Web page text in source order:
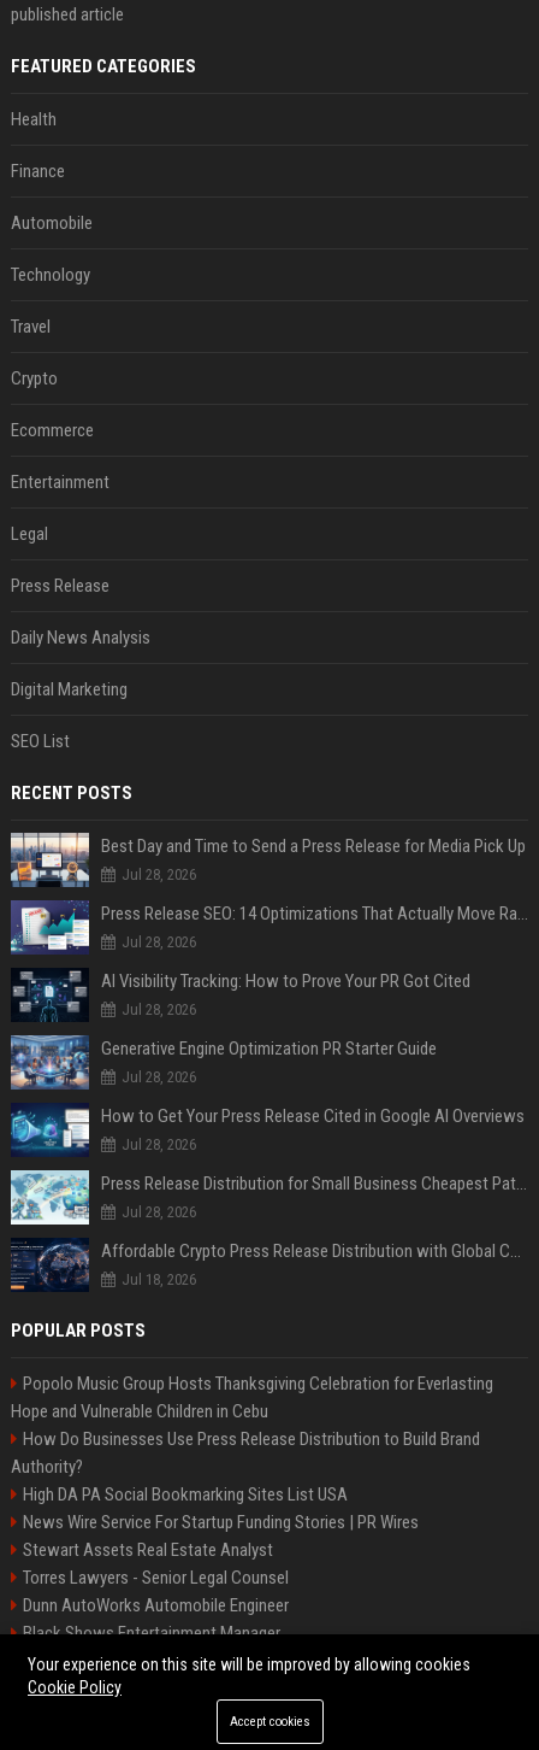
published article
FEATURED CATEGORIES
Health
Finance
Automobile
Technology
Travel
Crypto
Ecommerce
Entertainment
Legal
Press Release
Daily News Analysis
Digital Marketing
SEO List
RECENT POSTS
Best Day and Time to Send a Press Release for Media Pick Up
Jul 28, 2026
Press Release SEO: 14 Optimizations That Actually Move Rankings
Jul 28, 2026
AI Visibility Tracking: How to Prove Your PR Got Cited
Jul 28, 2026
Generative Engine Optimization PR Starter Guide
Jul 28, 2026
How to Get Your Press Release Cited in Google AI Overviews
Jul 28, 2026
Press Release Distribution for Small Business Cheapest Path to Real Coverage
Jul 28, 2026
Affordable Crypto Press Release Distribution with Global Coverage
Jul 18, 2026
POPULAR POSTS
Popolo Music Group Hosts Thanksgiving Celebration for Everlasting
Hope and Vulnerable Children in Cebu
How Do Businesses Use Press Release Distribution to Build Brand
Authority?
High DA PA Social Bookmarking Sites List USA
News Wire Service For Startup Funding Stories | PR Wires
Stewart Assets Real Estate Analyst
Torres Lawyers - Senior Legal Counsel
Dunn AutoWorks Automobile Engineer
Black Shows Entertainment Manager
Mcdonald Vision - Entertainment Project Manager
©2026 BipBiz. All right reserved.
Your experience on this site will be improved by allowing cookies
Cookie Policy
Accept cookies